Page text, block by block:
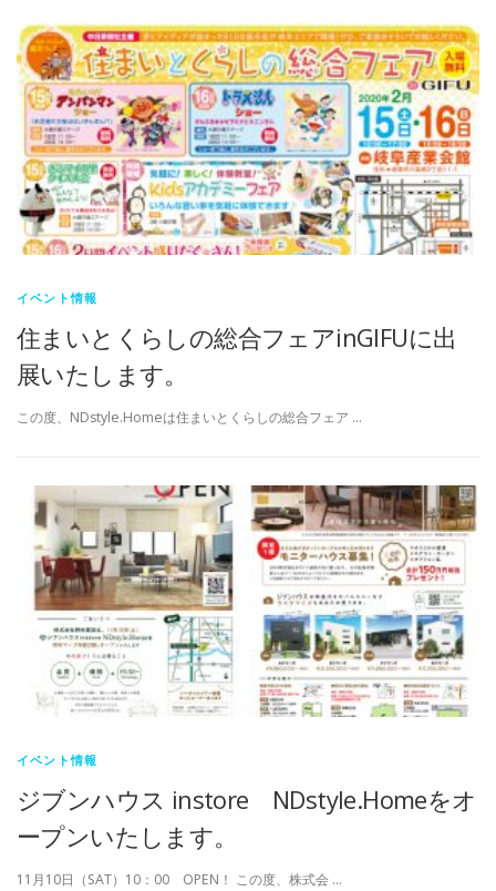
イベント情報
住まいとくらしの総合フェアinGIFUに出
展いたします。
この度、NDstyle.Homeは住まいとくらしの総合フェア …
イベント情報
ジブンハウス instore NDstyle.Homeをオ
ープンいたします。
11月10日（SAT）10：00 OPEN！ この度、株式会 …